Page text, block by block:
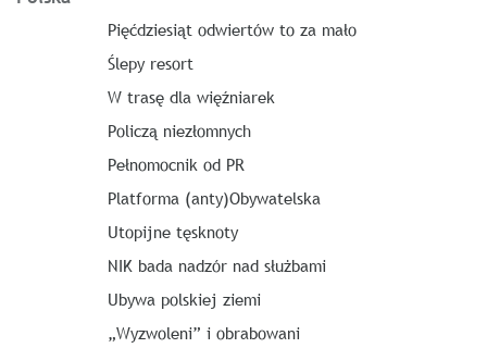
Pięćdziesiąt odwiertów to za mało
Ślepy resort
W trasę dla więźniarek
Policzą niezłomnych
Pełnomocnik od PR
Platforma (anty)Obywatelska
Utopijne tęsknoty
NIK bada nadzór nad służbami
Ubywa polskiej ziemi
„Wyzwoleni” i obrabowani